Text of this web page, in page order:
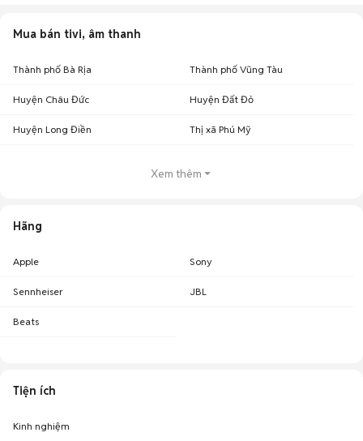
nhất!
Mua bán tivi, âm thanh
Thành phố Bà Rịa Thành phố Vũng Tàu
Huyện Châu Đức Huyện Đất Đỏ
Huyện Long Điền Thị xã Phú Mỹ
Xem thêm
Hãng
Apple Sony
Sennheiser JBL
Beats
Tiện ích
Kinh nghiệm